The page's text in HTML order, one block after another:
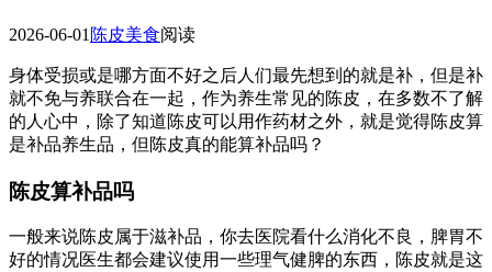
2026-06-01 陈皮美食阅读
身体受损或是哪方面不好之后人们最先想到的就是补，但是补
就不免与养联合在一起，作为养生常见的陈皮，在多数不了解
的人心中，除了知道陈皮可以用作药材之外，就是觉得陈皮算
是补品养生品，但陈皮真的能算补品吗？
陈皮算补品吗
一般来说陈皮属于滋补品，你去医院看什么消化不良，脾胃不
好的情况医生都会建议使用一些理气健脾的东西，陈皮就是这